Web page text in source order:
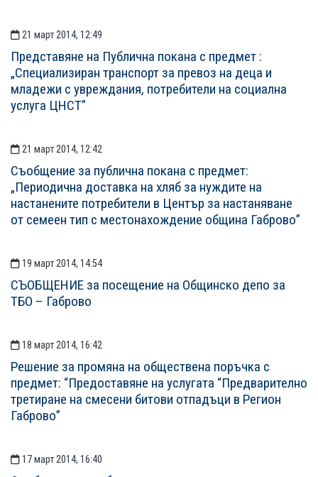
21 март 2014, 12:49
Представяне на Публична покана с предмет :
„Специализиран транспорт за превоз на деца и
младежи с увреждания, потребители на социална
услуга ЦНСТ”
21 март 2014, 12:42
Съобщение за публична покана с предмет:
„Периодична доставка на хляб за нуждите на
настанените потребители в Център за настаняване
от семеен тип с местонахождение община Габрово”
19 март 2014, 14:54
СЪОБЩЕНИЕ за посещение на Общинско депо за
ТБО – Габрово
18 март 2014, 16:42
Решение за промяна на обществена поръчка с
предмет: “Предоставяне на услугата “Предварително
третиране на смесени битови отпадъци в Регион
Габрово”
17 март 2014, 16:40